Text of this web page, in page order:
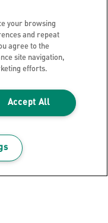
your browsing
and repeat
agree to the
site navigation,
efforts.
Accept All